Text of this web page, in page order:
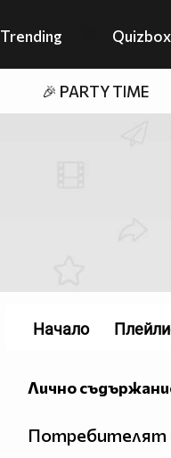
Trending Quizbox
🎉 PARTY TIME
Лично
Потребителят
Начало